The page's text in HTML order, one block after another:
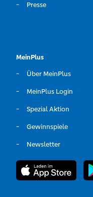
Presse
MeinPlus
Über MeinPlus
MeinPlus Login
Spezial Aktion
Gewinnspiele
Newsletter